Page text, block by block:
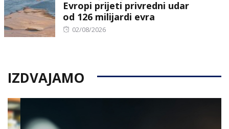
Evropi prijeti privredni udar
od 126 milijardi evra
Posted
02/08/2026
IZDVAJAMO